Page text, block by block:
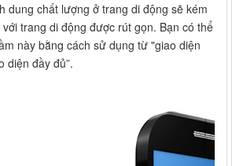
dung chất lượng ở trang di động sẽ kém
trang di động được rút gọn. Bạn có thể
này bằng cách sử dụng từ "giao diện
diện đầy đủ”.